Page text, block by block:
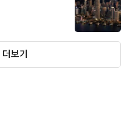
더보기